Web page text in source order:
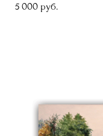
5 000 pуб.